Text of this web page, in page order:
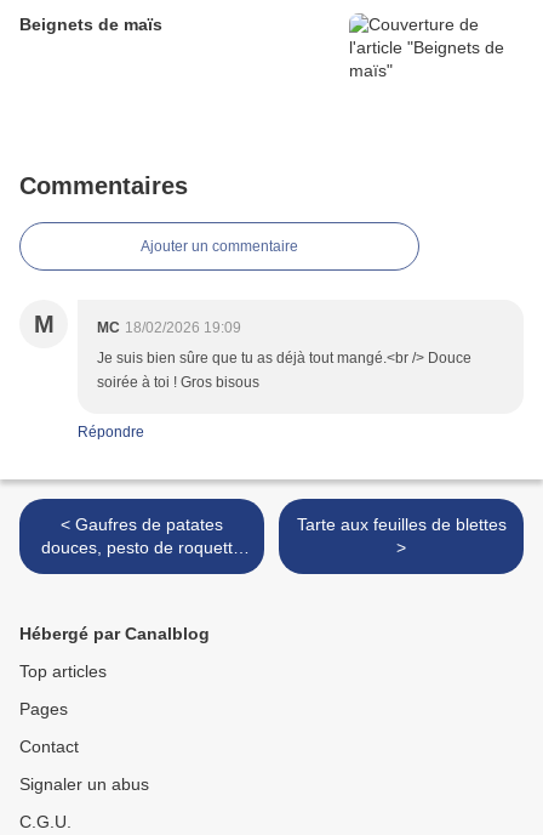
Beignets de maïs
Commentaires
Ajouter un commentaire
M MC 18/02/2026 19:09
Je suis bien sûre que tu as déjà tout mangé.<br /> Douce
soirée à toi ! Gros bisous
Répondre
< Gaufres de patates
douces, pesto de roquette
et burrata
Tarte aux feuilles de blettes
>
Hébergé par Canalblog
Top articles
Pages
Contact
Signaler un abus
C.G.U.